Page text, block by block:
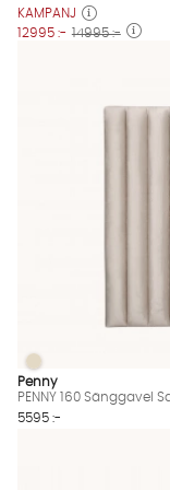
KAMPANJ
12995 :- 14995 :-
PENNY 160
PENNY 160 Sänggavel
Penny
PENNY 160 Sänggavel
5595 :-